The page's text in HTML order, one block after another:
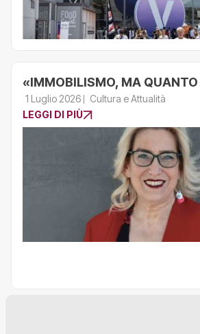
«IMMOBILISMO, MA
1 Luglio 2026
Cultura e Attualità
LEGGI DI PIÙ